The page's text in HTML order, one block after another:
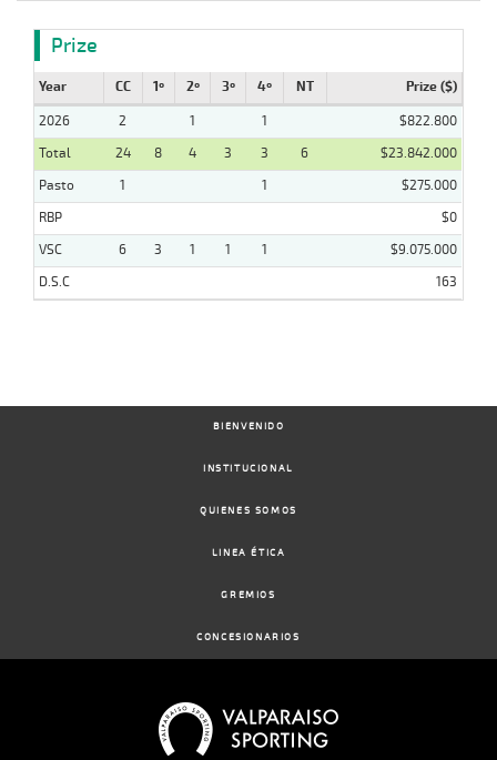
Prize
Year CC 1º 2º 3º 4º NT Prize ($)
2026 2 1 1
$822.800
Total
24 8 4 3 3 6
$23.842.000
Pasto
1 1
$275.000
RBP
$0
VSC
6 3 1 1 1
$9.075.000
D.S.C
163
BIENVENIDO
INSTITUCIONAL
QUIENES SOMOS
LINEA ÉTICA
GREMIOS
CONCESIONARIOS